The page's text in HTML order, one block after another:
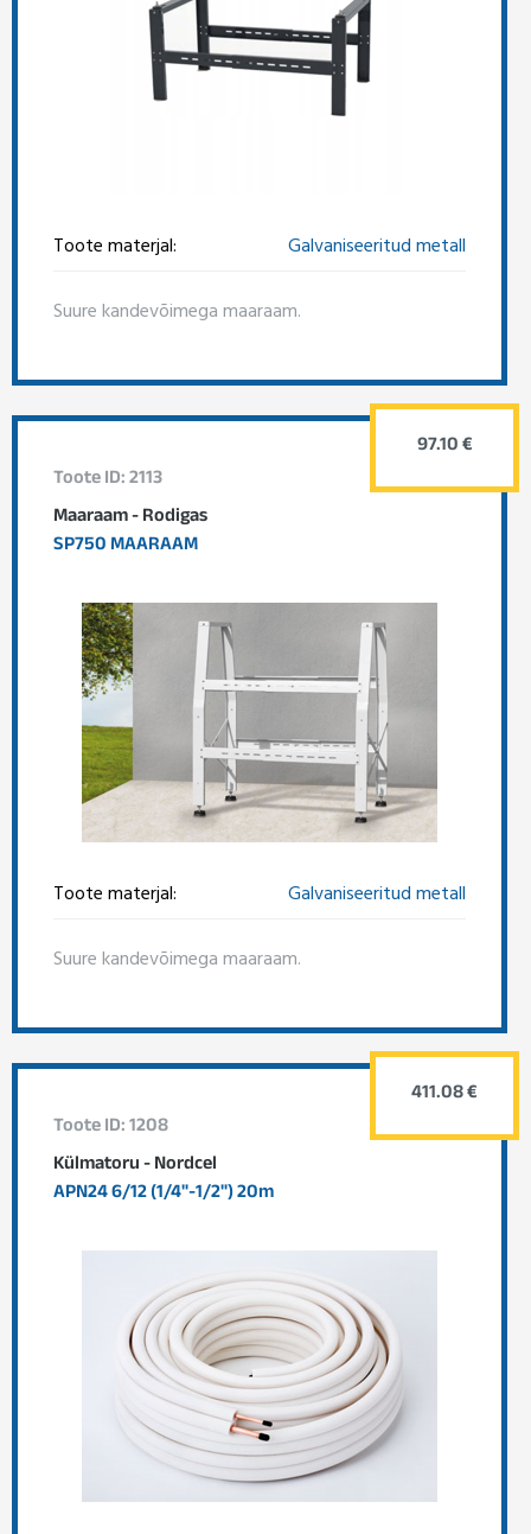
Toote materjal: Galvaniseeritud metall
Suure kandevõimega maaraam.
Toote ID: 2113
Maaraam - Rodigas
SP750 MAARAAM
Toote materjal: Galvaniseeritud metall
Suure kandevõimega maaraam.
97.10 €
Toote ID: 1208
Külmatoru - Nordcel
APN24 6/12 (1/4"-1/2") 20m
411.08 €